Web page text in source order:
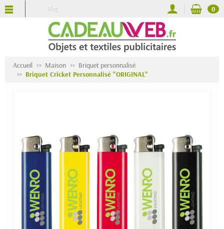
Blog 0
Accueil Maison
Briquet personnalisé
Briquet Cricket Personnalisé "ORIGINAL"